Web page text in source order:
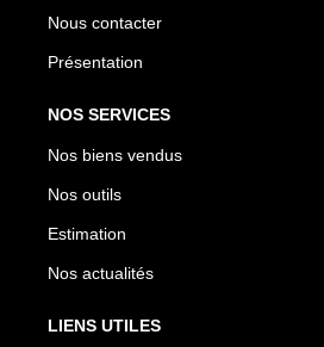
Nous contacter
Présentation
NOS SERVICES
Nos biens vendus
Nos outils
Estimation
Nos actualités
LIENS UTILES